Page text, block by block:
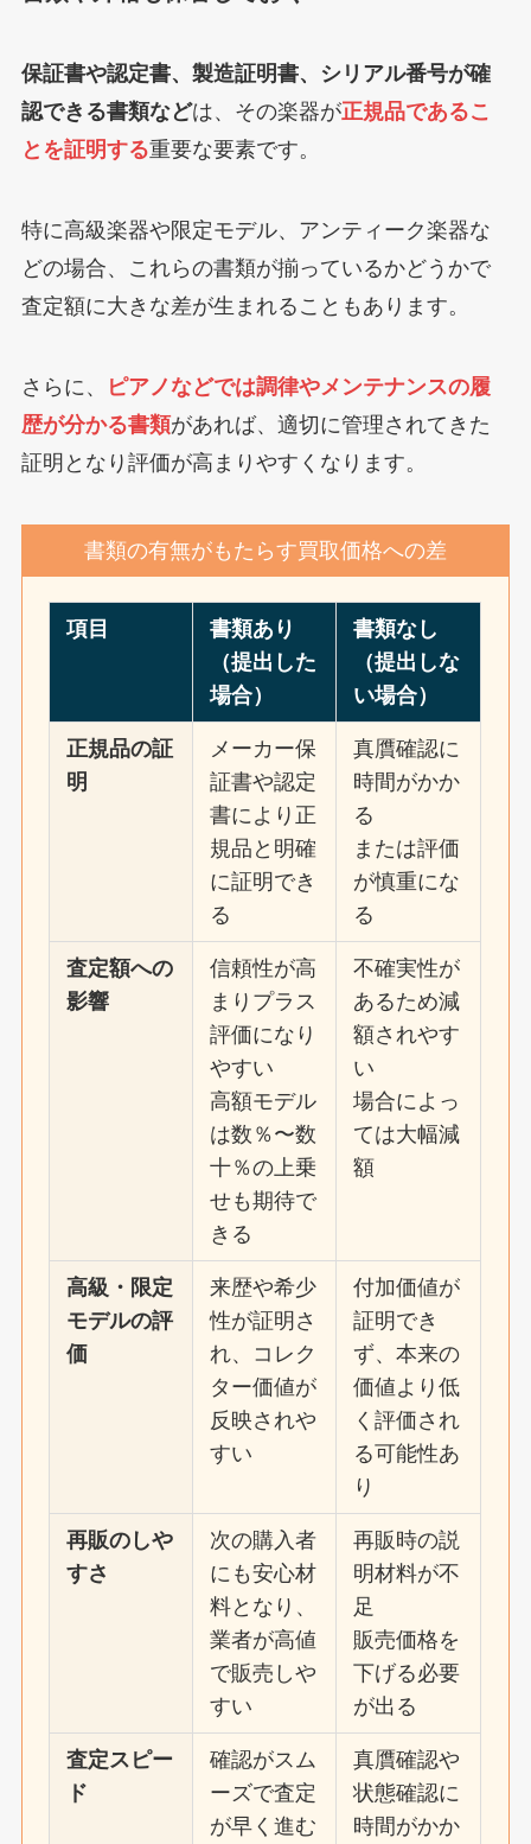
保証書や認定書、製造証明書、シリアル番号が確
認できる書類などは、その楽器が正規品であるこ
とを証明する重要な要素です。
特に高級楽器や限定モデル、アンティーク楽器な
どの場合、これらの書類が揃っているかどうかで
査定額に大きな差が生まれることもあります。
さらに、
ピアノなどでは調律やメンテナンスの履
歴が分かる書類があれば、適切に管理されてきた
証明となり評価が高まりやすくなります。
書類の有無がもたらす買取価格への差
項目
書類あり
（提出した
場合）
書類なし
（提出しな
い場合）
正規品の証
明
メーカー保
証書や認定
書により正
規品と明確
に証明でき
る
真贋確認に
時間がかか
る
または評価
が慎重にな
る
査定額への
影響
信頼性が高
まりプラス
評価になり
やすい
高額モデル
は数％〜数
十％の上乗
せも期待で
きる
不確実性が
あるため減
額されやす
い
場合によっ
ては大幅減
額
高級・限定
モデルの評
価
来歴や希少
性が証明さ
れ、コレク
ター価値が
反映されや
すい
付加価値が
証明でき
ず、本来の
価値より低
く評価され
る可能性あ
り
再販のしや
すさ
次の購入者
にも安心材
料となり、
業者が高値
で販売しや
すい
再販時の説
明材料が不
足
販売価格を
下げる必要
が出る
査定スピー
ド
確認がスム
ーズで査定
が早く進む
真贋確認や
状態確認に
時間がかか